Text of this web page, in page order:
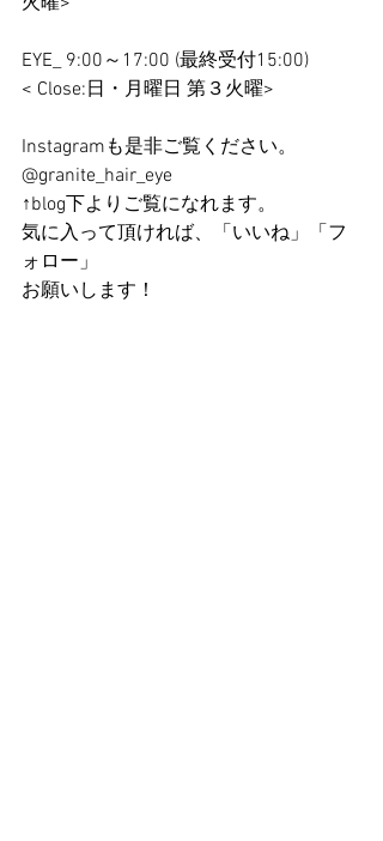
EYE_ 9:00～17:00 (最終受付15:00)
< Close:日・月曜日 第３火曜>
Instagramも是非ご覧ください。
@granite_hair_eye
↑blog下よりご覧になれます。
気に入って頂ければ、「いいね」「フ
ォロー」
お願いします！